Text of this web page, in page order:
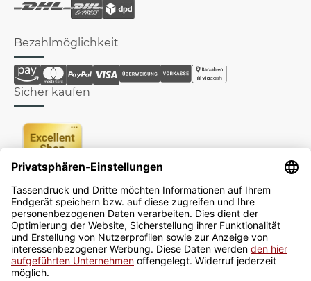
Bezahlmöglichkeit
Sicher kaufen
Newsletter